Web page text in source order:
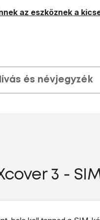
az eszköznek a
és névjegyzék
3 -